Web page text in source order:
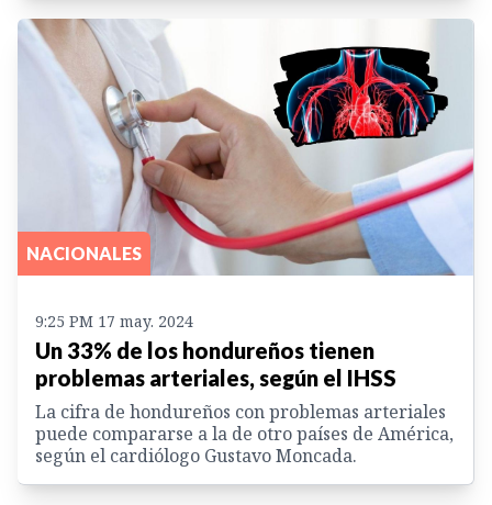
NACIONALES
9:25 PM 17 may. 2024
Un 33% de los hondureños tienen
problemas arteriales, según el IHSS
La cifra de hondureños con problemas arteriales
puede compararse a la de otro países de América,
según el cardiólogo Gustavo Moncada.